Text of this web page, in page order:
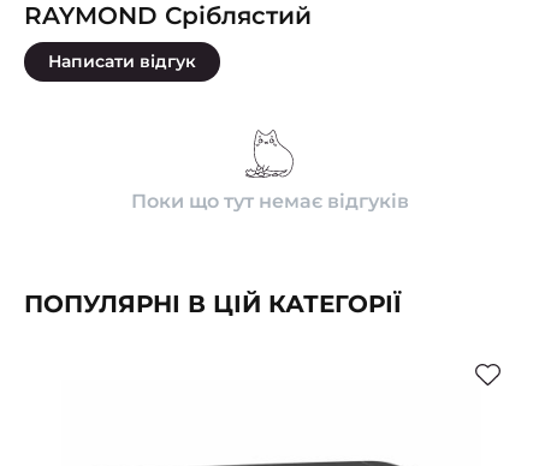
RAYMOND Сріблястий
Написати відгук
Поки що тут немає відгуків
ПОПУЛЯРНІ В ЦІЙ КАТЕГОРІЇ